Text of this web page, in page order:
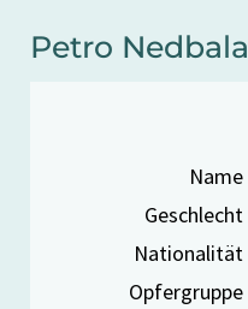
Petro Nedbala
Name
Geschlecht
Nationalität
Opfergruppe